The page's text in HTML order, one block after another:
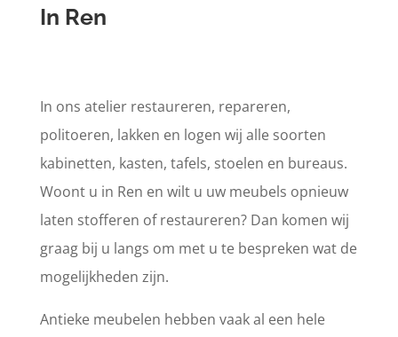
In Ren
In ons atelier restaureren, repareren,
politoeren, lakken en logen wij alle soorten
kabinetten, kasten, tafels, stoelen en bureaus.
Woont u in Ren en wilt u uw meubels opnieuw
laten stofferen of restaureren? Dan komen wij
graag bij u langs om met u te bespreken wat de
mogelijkheden zijn.
Antieke meubelen hebben vaak al een hele